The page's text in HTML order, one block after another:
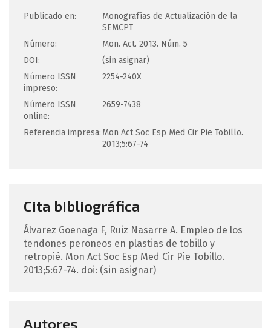
Publicado en:
Monografías de Actualización de la
SEMCPT
Número:
Mon. Act. 2013. Núm. 5
DOI:
(sin asignar)
Número ISSN
impreso:
2254-240X
Número ISSN
online:
2659-7438
Referencia impresa: Mon Act Soc Esp Med Cir Pie Tobillo.
2013;5:67-74
Cita bibliográfica
Álvarez Goenaga F, Ruiz Nasarre A. Empleo de los
tendones peroneos en plastias de tobillo y
retropié. Mon Act Soc Esp Med Cir Pie Tobillo.
2013;5:67-74. doi: (sin asignar)
Autores